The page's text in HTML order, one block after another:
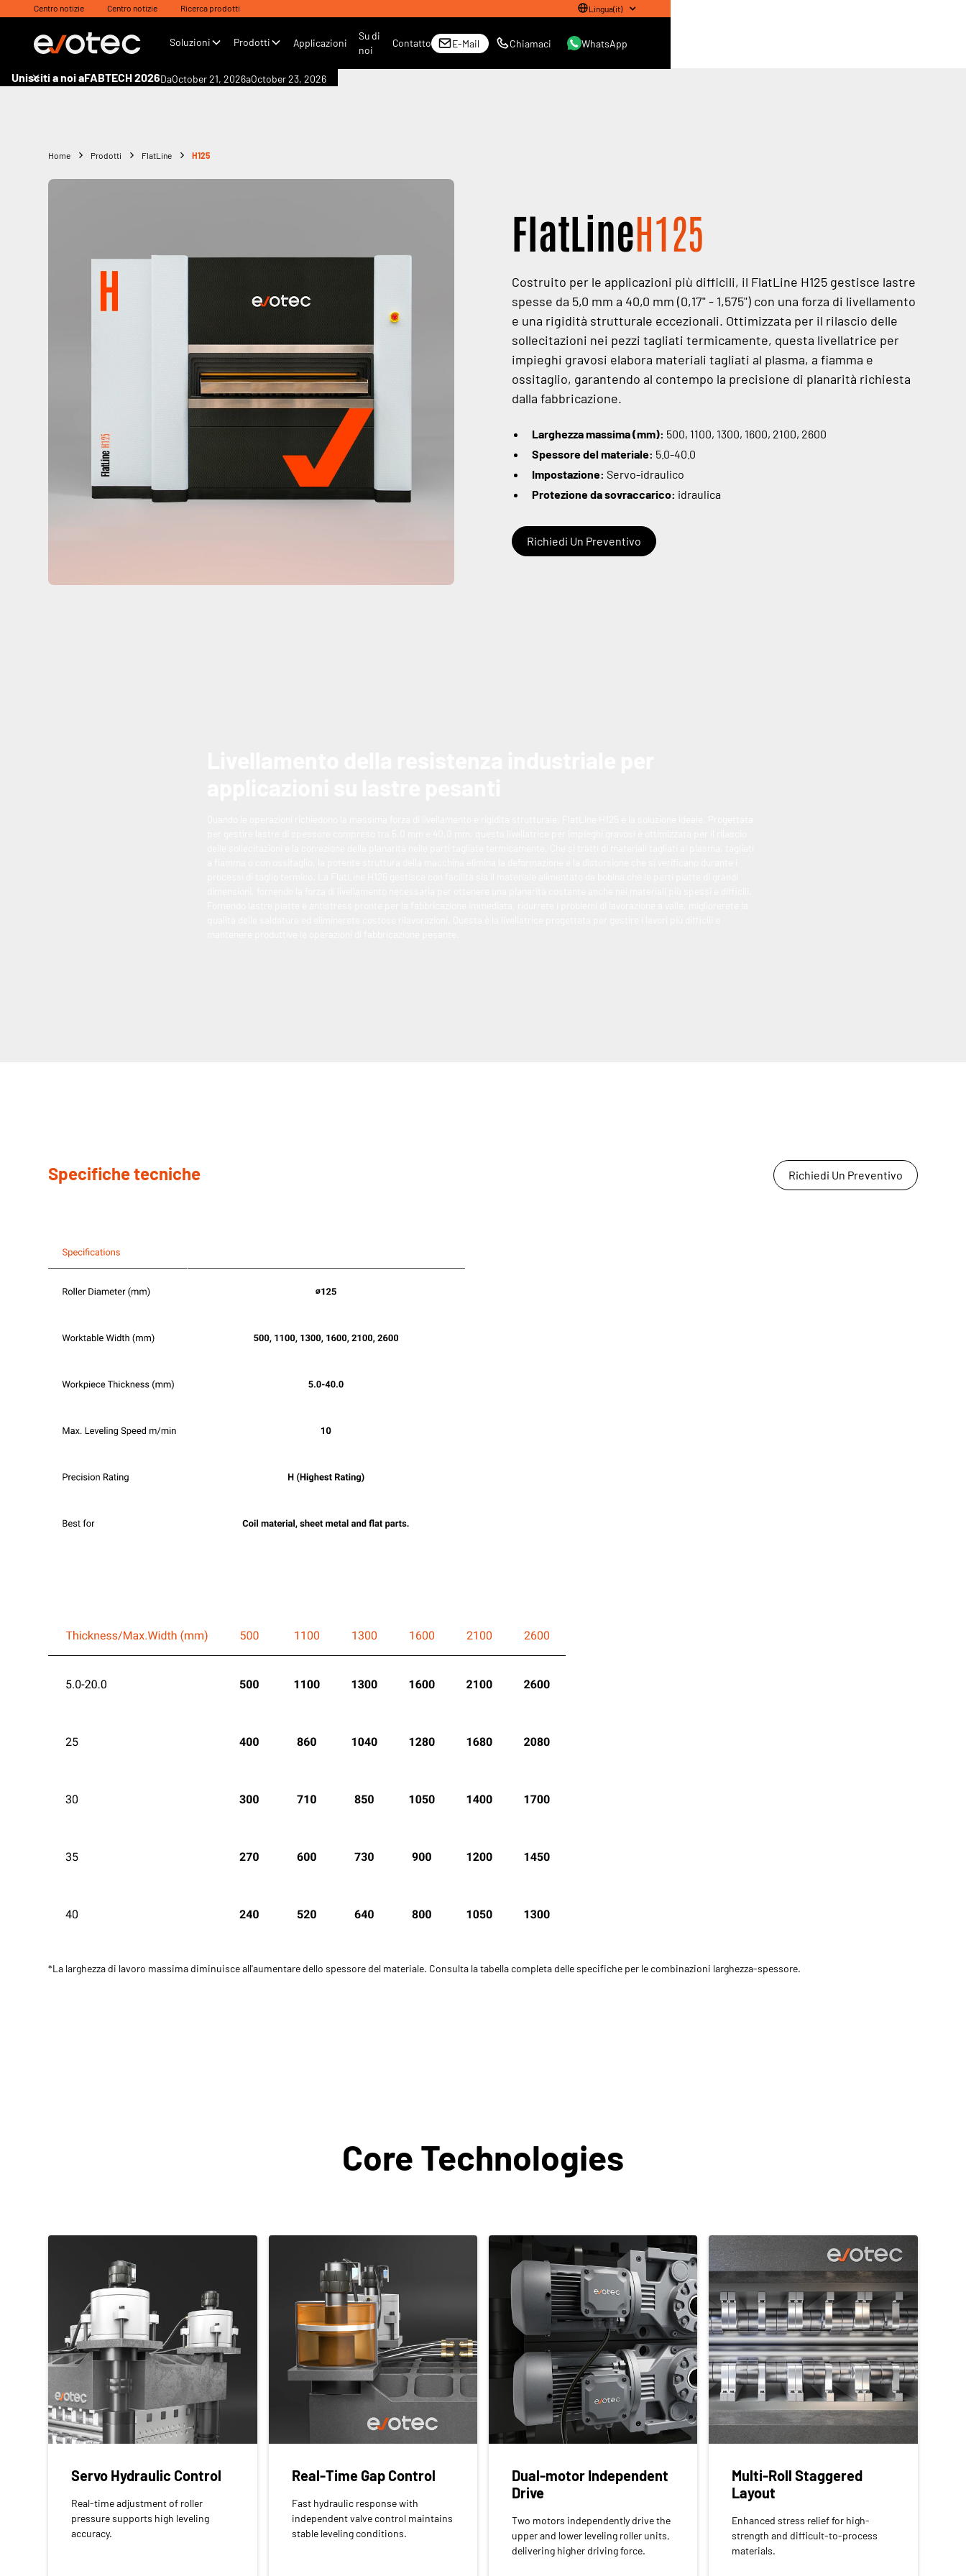
Centro notizie Centro notizie Ricerca prodotti Lingua(it)
Soluzioni Prodotti Applicazioni
Su di
noi
Contatto E-Mail Chiamaci WhatsApp
Unisciti a noi aFABTECH 2026DaOctober 21, 2026aOctober 23, 2026
Home Prodotti FlatLine H125
FlatLineH125
Costruito per le applicazioni più difficili, il FlatLine H125 gestisce lastre
spesse da 5,0 mm a 40,0 mm (0,17" - 1,575") con una forza di livellamento
e una rigidità strutturale eccezionali. Ottimizzata per il rilascio delle
sollecitazioni nei pezzi tagliati termicamente, questa livellatrice per
impieghi gravosi elabora materiali tagliati al plasma, a fiamma e
ossitaglio, garantendo al contempo la precisione di planarità richiesta
dalla fabbricazione.
Larghezza massima (mm): 500, 1100, 1300, 1600, 2100, 2600
Spessore del materiale: 5.0-40.0
Impostazione: Servo-idraulico
Protezione da sovraccarico: idraulica
Richiedi Un Preventivo
Specifiche tecniche Richiedi Un Preventivo
*La larghezza di lavoro massima diminuisce all'aumentare dello spessore del materiale. Consulta la tabella completa delle specifiche per le combinazioni larghezza-spessore.
Core Technologies
Servo Hydraulic Control
Real-time adjustment of roller
pressure supports high leveling
accuracy.
Real-Time Gap Control
Fast hydraulic response with
independent valve control maintains
stable leveling conditions.
Dual-motor Independent
Drive
Two motors independently drive the
upper and lower leveling roller units,
delivering higher driving force.
Multi-Roll Staggered
Layout
Enhanced stress relief for high-
strength and difficult-to-process
materials.